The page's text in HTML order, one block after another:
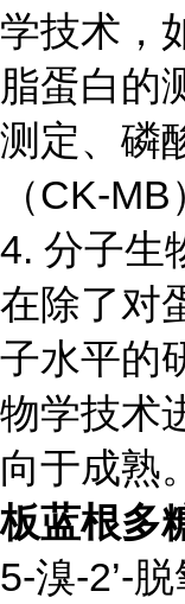
学技术，
脂蛋白的
测定、磷
（CK-
4. 分子生
在除了对
子水平的
物学技术
向于成熟。
板蓝根多
5-溴-2’-